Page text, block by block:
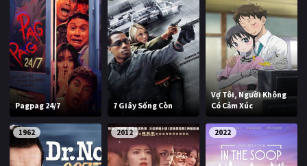
Pagpag 24/7 7 Giây Sống Còn
Vợ Tôi, Người Không
Có Cảm Xúc
1962 2012 2022